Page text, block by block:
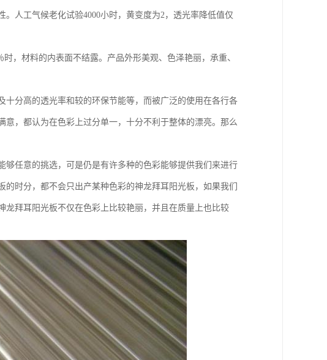
人工气候老化试验4000小时，黄变度为2，透光率降低值仅
，材料的内表面不结露。产品外形美观、色泽艳丽，承重、
分高的透光率和较的环保节能等，而被广泛的使用在各行各
，都认为在色彩上过分单一，十分不利于整体的漂亮。那么
任意的挑选，可是仍是有许多种的色彩能够提供我们来进行
时分，都不会只出产某种色彩的神龙拜耳阳光板，如果我们
拜耳阳光板不仅在色彩上比较艳丽，并且在质量上也比较